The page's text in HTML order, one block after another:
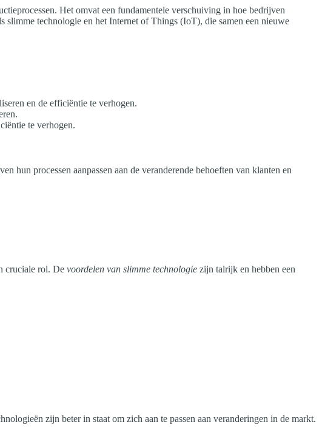
Het omvat een fundamentele verschuiving in hoe bedrijven
slimme technologie en het Internet of Things (IoT), die samen een nieuwe
en de efficiëntie te verhogen.
te verhogen.
hun processen aanpassen aan de veranderende behoeften van klanten en
cruciale rol. De voordelen van slimme technologie zijn talrijk en hebben een
zijn beter in staat om zich aan te passen aan veranderingen in de markt.